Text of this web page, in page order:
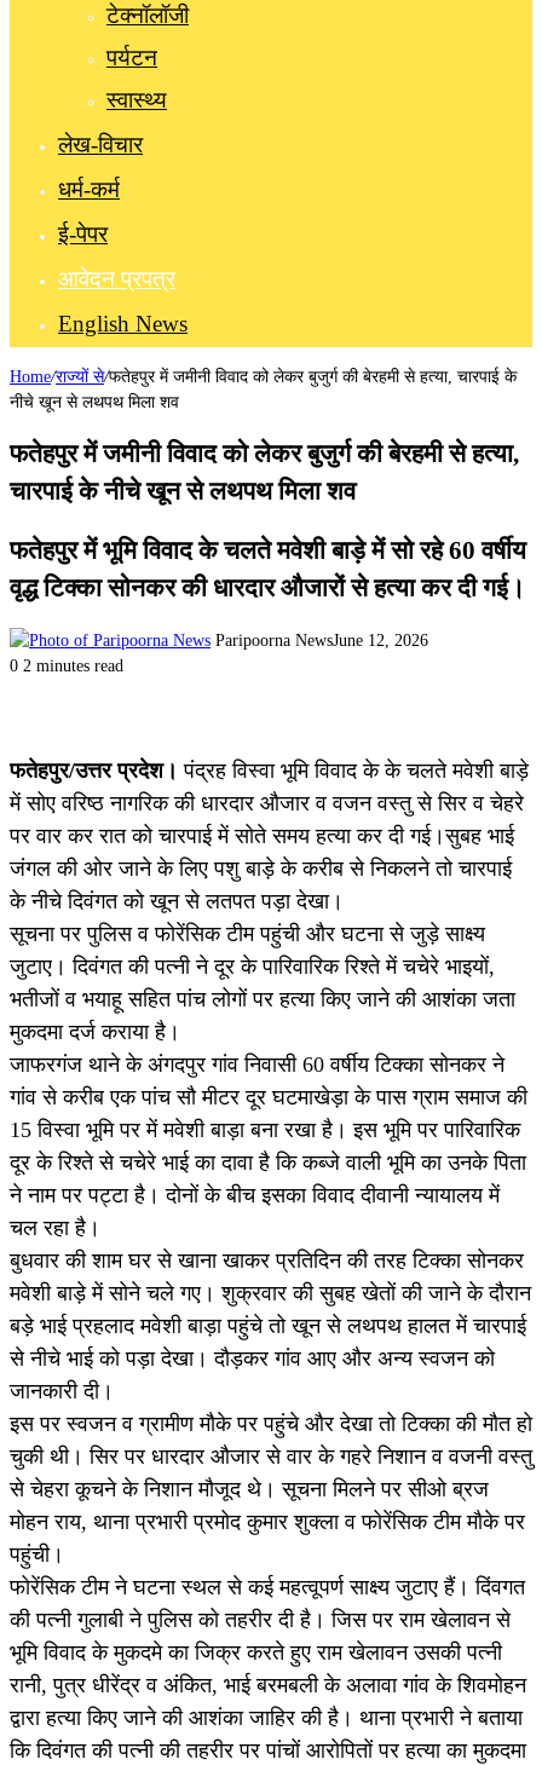
टेक्नॉलॉजी
पर्यटन
स्वास्थ्य
लेख-विचार
धर्म-कर्म
ई-पेपर
आवेदन प्रपत्र
English News
Home/राज्यों से/फतेहपुर में जमीनी विवाद को लेकर बुजुर्ग की बेरहमी से हत्या, चारपाई के
नीचे खून से लथपथ मिला शव
फतेहपुर में जमीनी विवाद को लेकर बुजुर्ग की बेरहमी से हत्या,
चारपाई के नीचे खून से लथपथ मिला शव
फतेहपुर में भूमि विवाद के चलते मवेशी बाड़े में सो रहे 60 वर्षीय
वृद्ध टिक्का सोनकर की धारदार औजारों से हत्या कर दी गई।
Paripoorna NewsJune 12, 2026
0 2 minutes read
फतेहपुर/उत्तर प्रदेश। पंद्रह विस्वा भूमि विवाद के के चलते मवेशी बाड़े
में सोए वरिष्ठ नागरिक की धारदार औजार व वजन वस्तु से सिर व चेहरे
पर वार कर रात को चारपाई में सोते समय हत्या कर दी गई।सुबह भाई
जंगल की ओर जाने के लिए पशु बाड़े के करीब से निकलने तो चारपाई
के नीचे दिवंगत को खून से लतपत पड़ा देखा।
सूचना पर पुलिस व फाेरेंसिक टीम पहुंची और घटना से जुड़े साक्ष्य
जुटाए। दिवंगत की पत्नी ने दूर के पारिवारिक रिश्ते में चचेरे भाइयों,
भतीजों व भयाहू सहित पांच लोगों पर हत्या किए जाने की आशंका जता
मुकदमा दर्ज कराया है।
जाफरगंज थाने के अंगदपुर गांव निवासी 60 वर्षीय टिक्का सोनकर ने
गांव से करीब एक पांच सौ मीटर दूर घटमाखेड़ा के पास ग्राम समाज की
15 विस्वा भूमि पर में मवेशी बाड़ा बना रखा है। इस भूमि पर पारिवारिक
दूर के रिश्ते से चचेरे भाई का दावा है कि कब्जे वाली भूमि का उनके पिता
ने नाम पर पट्टा है। दोनों के बीच इसका विवाद दीवानी न्यायालय में
चल रहा है।
बुधवार की शाम घर से खाना खाकर प्रतिदिन की तरह टिक्का सोनकर
मवेशी बाड़े में सोने चले गए। शुक्रवार की सुबह खेतों की जाने के दौरान
बड़े भाई प्रहलाद मवेशी बाड़ा पहुंचे तो खून से लथपथ हालत में चारपाई
से नीचे भाई को पड़ा देखा। दौड़कर गांव आए और अन्य स्वजन को
जानकारी दी।
इस पर स्वजन व ग्रामीण मौके पर पहुंचे और देखा तो टिक्का की मौत हो
चुकी थी। सिर पर धारदार औजार से वार के गहरे निशान व वजनी वस्तु
से चेहरा कूचने के निशान मौजूद थे। सूचना मिलने पर सीओ ब्रज
मोहन राय, थाना प्रभारी प्रमोद कुमार शुक्ला व फोरेंसिक टीम मौके पर
पहुंची।
फोरेंसिक टीम ने घटना स्थल से कई महत्वूपर्ण साक्ष्य जुटाए हैं। दिंवगत
की पत्नी गुलाबी ने पुलिस को तहरीर दी है। जिस पर राम खेलावन से
भूमि विवाद के मुकदमे का जिक्र करते हुए राम खेलावन उसकी पत्नी
रानी, पुत्र धीरेंद्र व अंकित, भाई बरमबली के अलावा गांव के शिवमोहन
द्वारा हत्या किए जाने की आशंका जाहिर की है। थाना प्रभारी ने बताया
कि दिवंगत की पत्नी की तहरीर पर पांचों आरोपितों पर हत्या का मुकदमा